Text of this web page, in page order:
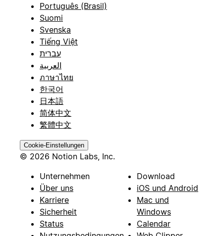
Português (Brasil)
Suomi
Svenska
Tiếng Việt
עברית
العربية
ภาษาไทย
한국어
日本語
简体中文
繁體中文
Cookie-Einstellungen
© 2026 Notion Labs, Inc.
Unternehmen
Über uns
Karriere
Sicherheit
Status
Download
iOS und Android
Mac und
Windows
Calendar